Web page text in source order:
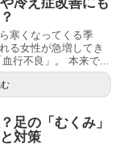
冷え症改善にも
寒くなってくる季
る女性が急増してき
行不良」。 本来で...
足の「むくみ」
対策